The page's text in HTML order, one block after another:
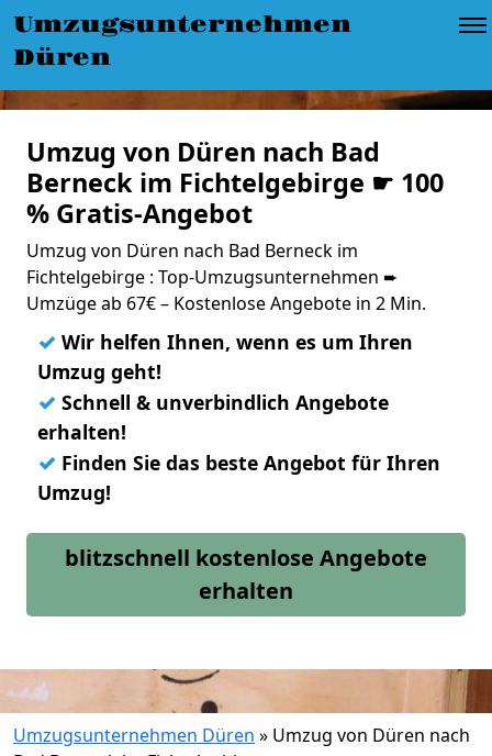
Umzugsunternehmen
Düren
Umzug von Düren nach Bad
Berneck im Fichtelgebirge ☛ 100
% Gratis-Angebot
Umzug von Düren nach Bad Berneck im
Fichtelgebirge : Top-Umzugsunternehmen ➨
Umzüge ab 67€ – Kostenlose Angebote in 2 Min.
✓ Wir helfen Ihnen, wenn es um Ihren
Umzug geht!
✓ Schnell & unverbindlich Angebote
erhalten!
✓ Finden Sie das beste Angebot für Ihren
Umzug!
blitzschnell kostenlose Angebote
erhalten
Umzugsunternehmen Düren » Umzug von Düren nach